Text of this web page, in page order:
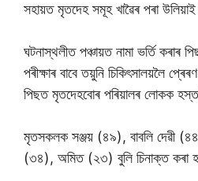
সহায়ত মৃতদেহ সমূহ খাৱৈৰ পৰা
ঘটনাস্থলীত পঞ্চায়ত নামা ভৰ্তি কৰাৰ
পৰীক্ষাৰ বাবে তয়ুনি চিকিৎসালয়লৈ
পিছত মৃতদেহবোৰ পৰিয়ালৰ লোকক
মৃতসকলক সঞ্জয় (৪৯), বাবলি দেৱী
(৩৪), অমিত (২৩) বুলি চিনাক্ত কৰা